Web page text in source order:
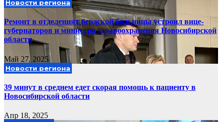
Новости региона
Ремонт в отделениях бердской больницы устроил вице-
губернаторов и министра здравоохранения Новосибирской
области
Май 27, 2025
Новости региона
39 минут в среднем едет скорая помощь к пациенту в
Новосибирской области
Апр 18, 2025